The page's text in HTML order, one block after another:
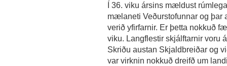
Í 36. viku ársins mældust
mælaneti Veðurstofunnar og þar
verið yfirfarnir. Er þetta nokkuð
viku. Langflestir skjálftarnir voru
Skriðu austan Skjaldbreiðar og
var virknin nokkuð dreifð um